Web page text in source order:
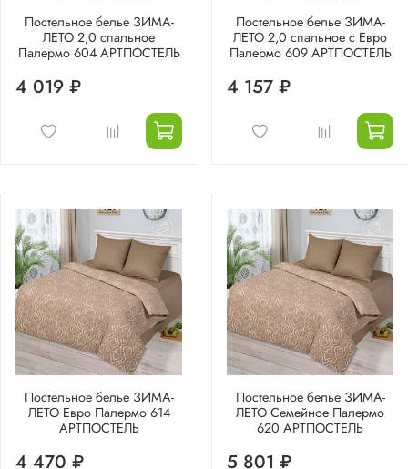
Постельное белье ЗИМА-
ЛЕТО 2,0 спальное
Палермо 604 АРТПОСТЕЛЬ
4 019 ₽
Постельное белье ЗИМА-
ЛЕТО 2,0 спальное с Евро
Палермо 609 АРТПОСТЕЛЬ
4 157 ₽
Постельное белье ЗИМА-
ЛЕТО Евро Палермо 614
АРТПОСТЕЛЬ
4 470 ₽
Постельное белье ЗИМА-
ЛЕТО Семейное Палермо
620 АРТПОСТЕЛЬ
5 801 ₽